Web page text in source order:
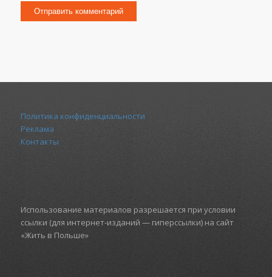
Политика конфиденциальности
Реклама
Контакты
Использование материалов разрешается при условии
ссылки (для интернет-изданий — гиперссылки) на сайт
«Жить в Польше»